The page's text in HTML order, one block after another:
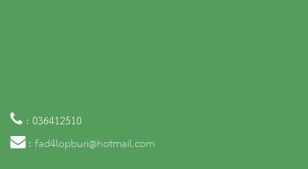
: 036412510
: fad4lopburi@hotmail.com